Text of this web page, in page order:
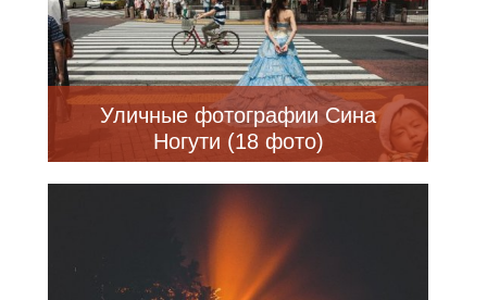
Уличные фотографии Сина
Ногути (18 фото)